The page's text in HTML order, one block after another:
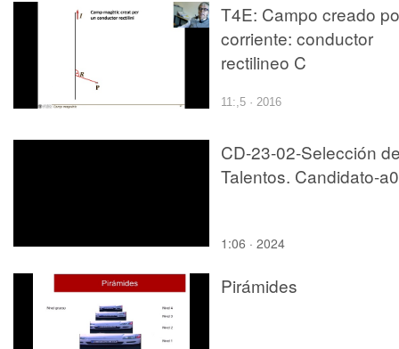
T4E: Campo creado
corriente: conductor
rectilineo C
11:,5 · 2016
CD-23-02-Selección
Talentos. Candidato-
1:06 · 2024
Pirámides